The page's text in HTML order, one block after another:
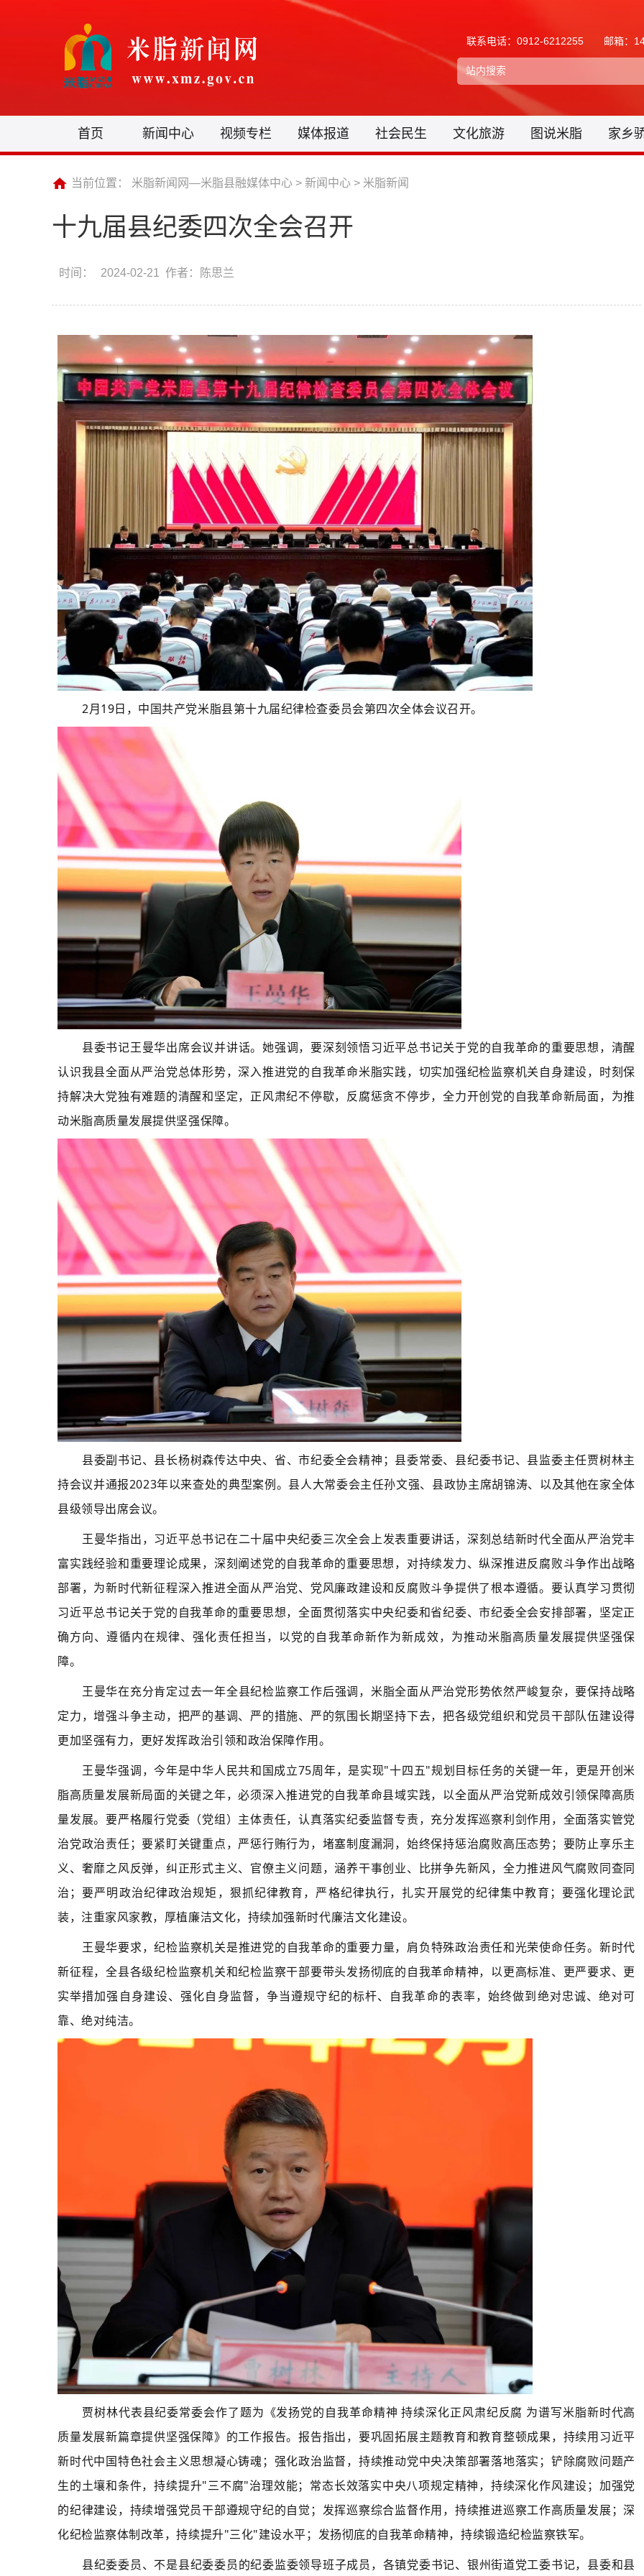
联系电话：0912-6212255 邮箱：
首页 新闻中心 视频专栏 媒体报道 社会民生 文化旅游 图说米脂 家乡
当前位置： 米脂新闻网—米脂县融媒体中心 > 新闻中心 > 米脂新闻
十九届县纪委四次全会召开
时间： 2024-02-21 作者：陈思兰
2月19日，中国共产党米脂县第十九届纪律检查委员会第四次全体会议召开。
县委书记王曼华出席会议并讲话。她强调，要深刻领悟习近平总书记关于党的自我革命的重要思想，清醒
认识我县全面从严治党总体形势，深入推进党的自我革命米脂实践，切实加强纪检监察机关自身建设，时刻保
持解决大党独有难题的清醒和坚定，正风肃纪不停歇，反腐惩贪不停步，全力开创党的自我革命新局面，为推
动米脂高质量发展提供坚强保障。
县委副书记、县长杨树森传达中央、省、市纪委全会精神；县委常委、县纪委书记、县监委主任贾树林主
持会议并通报2023年以来查处的典型案例。县人大常委会主任孙文强、县政协主席胡锦涛、以及其他在家全体
县级领导出席会议。
王曼华指出，习近平总书记在二十届中央纪委三次全会上发表重要讲话，深刻总结新时代全面从严治党丰
富实践经验和重要理论成果，深刻阐述党的自我革命的重要思想，对持续发力、纵深推进反腐败斗争作出战略
部署，为新时代新征程深入推进全面从严治党、党风廉政建设和反腐败斗争提供了根本遵循。要认真学习贯彻
习近平总书记关于党的自我革命的重要思想，全面贯彻落实中央纪委和省纪委、市纪委全会安排部署，坚定正
确方向、遵循内在规律、强化责任担当，以党的自我革命新作为新成效，为推动米脂高质量发展提供坚强保
障。
王曼华在充分肯定过去一年全县纪检监察工作后强调，米脂全面从严治党形势依然严峻复杂，要保持战略
定力，增强斗争主动，把严的基调、严的措施、严的氛围长期坚持下去，把各级党组织和党员干部队伍建设得
更加坚强有力，更好发挥政治引领和政治保障作用。
王曼华强调，今年是中华人民共和国成立75周年，是实现"十四五"规划目标任务的关键一年，更是开创米
脂高质量发展新局面的关键之年，必须深入推进党的自我革命县域实践，以全面从严治党新成效引领保障高质
量发展。要严格履行党委（党组）主体责任，认真落实纪委监督专责，充分发挥巡察利剑作用，全面落实管党
治党政治责任；要紧盯关键重点，严惩行贿行为，堵塞制度漏洞，始终保持惩治腐败高压态势；要防止享乐主
义、奢靡之风反弹，纠正形式主义、官僚主义问题，涵养干事创业、比拼争先新风，全力推进风气腐败同查同
治；要严明政治纪律政治规矩，狠抓纪律教育，严格纪律执行，扎实开展党的纪律集中教育；要强化理论武
装，注重家风家教，厚植廉洁文化，持续加强新时代廉洁文化建设。
王曼华要求，纪检监察机关是推进党的自我革命的重要力量，肩负特殊政治责任和光荣使命任务。新时代
新征程，全县各级纪检监察机关和纪检监察干部要带头发扬彻底的自我革命精神，以更高标准、更严要求、更
实举措加强自身建设、强化自身监督，争当遵规守纪的标杆、自我革命的表率，始终做到绝对忠诚、绝对可
靠、绝对纯洁。
贾树林代表县纪委常委会作了题为《发扬党的自我革命精神 持续深化正风肃纪反腐 为谱写米脂新时代高
质量发展新篇章提供坚强保障》的工作报告。报告指出，要巩固拓展主题教育和教育整顿成果，持续用习近平
新时代中国特色社会主义思想凝心铸魂；强化政治监督，持续推动党中央决策部署落地落实；铲除腐败问题产
生的土壤和条件，持续提升"三不腐"治理效能；常态长效落实中央八项规定精神，持续深化作风建设；加强党
的纪律建设，持续增强党员干部遵规守纪的自觉；发挥巡察综合监督作用，持续推进巡察工作高质量发展；深
化纪检监察体制改革，持续提升"三化"建设水平；发扬彻底的自我革命精神，持续锻造纪检监察铁军。
县纪委委员、不是县纪委委员的纪委监委领导班子成员，各镇党委书记、银州街道党工委书记，县委和县